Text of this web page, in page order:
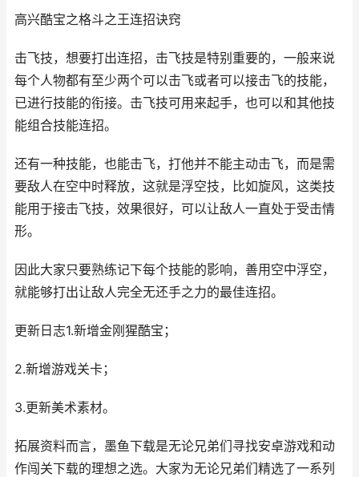
高兴酷宝之格斗之王连招诀窍
击飞技，想要打出连招，击飞技是特别重要的，一般来说
每个人物都有至少两个可以击飞或者可以接击飞的技能，
已进行技能的衔接。击飞技可用来起手，也可以和其他技
能组合技能连招。
还有一种技能，也能击飞，打他并不能主动击飞，而是需
要敌人在空中时释放，这就是浮空技，比如旋风，这类技
能用于接击飞技，效果很好，可以让敌人一直处于受击情
形。
因此大家只要熟练记下每个技能的影响，善用空中浮空，
就能够打出让敌人完全无还手之力的最佳连招。
更新日志1.新增金刚猩酷宝；
2.新增游戏关卡；
3.更新美术素材。
拓展资料而言，墨鱼下载是无论兄弟们寻找安卓游戏和动
作闯关下载的理想之选。大家为无论兄弟们精选了一系列